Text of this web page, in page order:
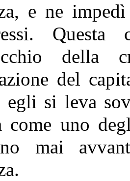
e ne
Questa
della
del
egli si leva
come uno
mai